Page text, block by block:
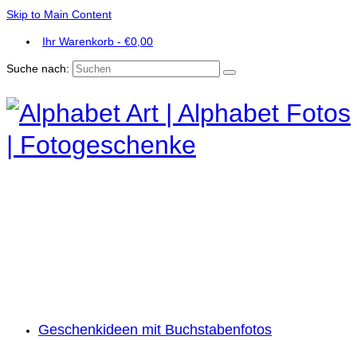
Skip to Main Content
Ihr Warenkorb - €0,00
Suche nach:
Geschenkideen mit Buchstabenfotos